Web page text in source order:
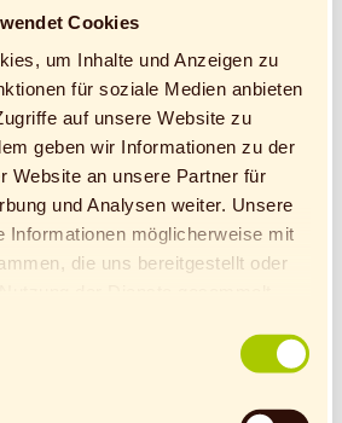
Cookies
um Inhalte und Anzeigen zu
für soziale Medien anbieten
auf unsere Website zu
geben wir Informationen zu der
Website an unsere Partner für
und Analysen weiter. Unsere
Informationen möglicherweise mit
die uns bereitgestellt oder
der auf dieser Webseite
den USA durch Google: Unsere
(m/w/d)
Händler